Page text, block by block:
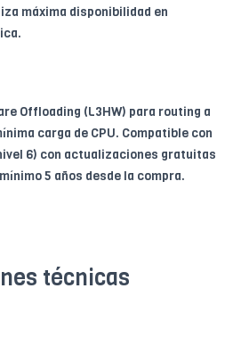
máxima disponibilidad en
Offloading (L3HW) para routing a
carga de CPU. Compatible con
6) con actualizaciones gratuitas
5 años desde la compra.
técnicas